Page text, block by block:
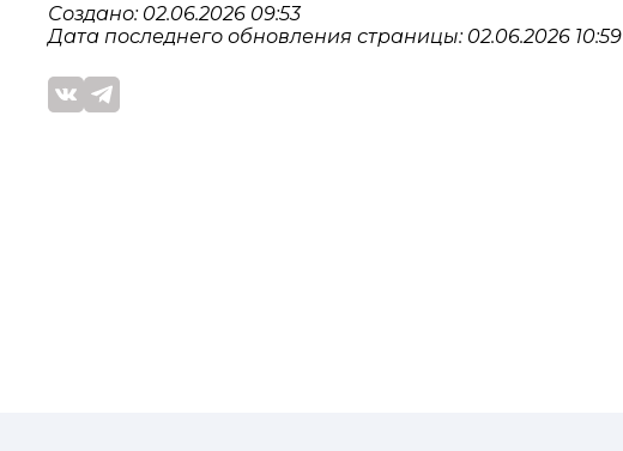
Создано: 02.06.2026 09:53
Дата последнего обновления страницы: 02.06.2026 10:59